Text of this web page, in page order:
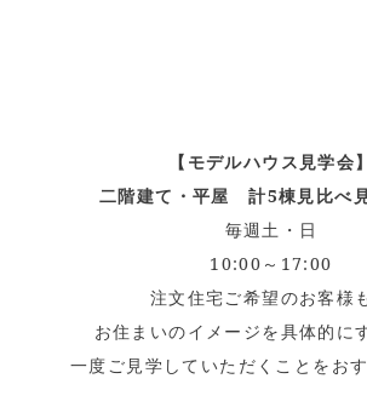
【モデルハウス見学会】
二階建て・平屋 計5棟見比べ
毎週土・日
10:00～17:00
注文住宅ご希望のお客様
お住まいのイメージを具体的に
一度ご見学していただくことをお